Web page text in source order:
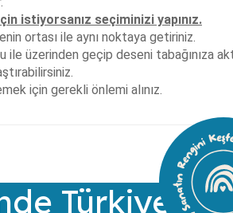
istiyorsanız seçiminizi yapınız.
ortası ile aynı noktaya getiriniz.
üzerinden geçip deseni tabağınıza
için gerekli önlemi alınız.
Bu ürüne ilk
Yorum
Türkiye’nin